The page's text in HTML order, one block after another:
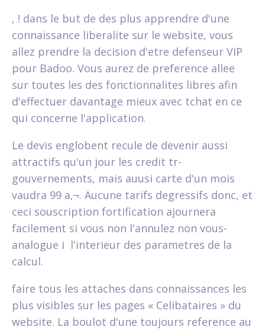
, ! dans le but de des plus apprendre d'une
connaissance liberalite sur le website, vous
allez prendre la decision d'etre defenseur VIP
pour Badoo. Vous aurez de preference allee
sur toutes les des fonctionnalites libres afin
d'effectuer davantage mieux avec tchat en ce
qui concerne l'application.
Le devis englobent recule de devenir aussi
attractifs qu'un jour les credit tr-
gouvernements, mais auusi carte d'un mois
vaudra 99 a‚¬. Aucune tarifs degressifs donc, et
ceci souscription fortification ajournera
facilement si vous non l'annulez non vous-
analogue i l'interieur des parametres de la
calcul.
faire tous les attaches dans connaissances les
plus visibles sur les pages « Celibataires » du
website. La boulot d'une toujours reference au